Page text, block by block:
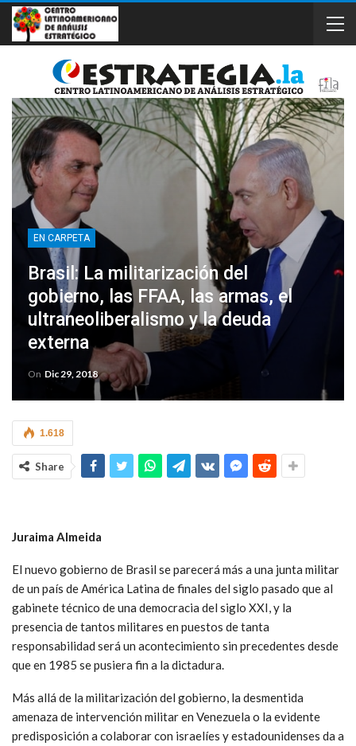
EN CARPETA
Brasil: La militarización del
gobierno, las FFAA, las armas, el
ultraneoliberalismo y la deuda
externa
On Dic 29, 2018
1.618
Share
Juraima Almeida
El nuevo gobierno de Brasil se parecerá más a una junta militar
de un país de América Latina de finales del siglo pasado que al
gabinete técnico de una democracia del siglo XXI, y la
presencia de tantos militares en puestos de tanta
responsabilidad será un acontecimiento sin precedentes desde
que en 1985 se pusiera fin a la dictadura.
Más allá de la militarización del gobierno, la desmentida
amenaza de intervención militar en Venezuela o la evidente
predisposición a colaborar con israelíes y estadounidenses da a